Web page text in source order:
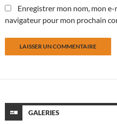
Enregistrer mon nom, mon
navigateur pour mon prochain
GALERIES